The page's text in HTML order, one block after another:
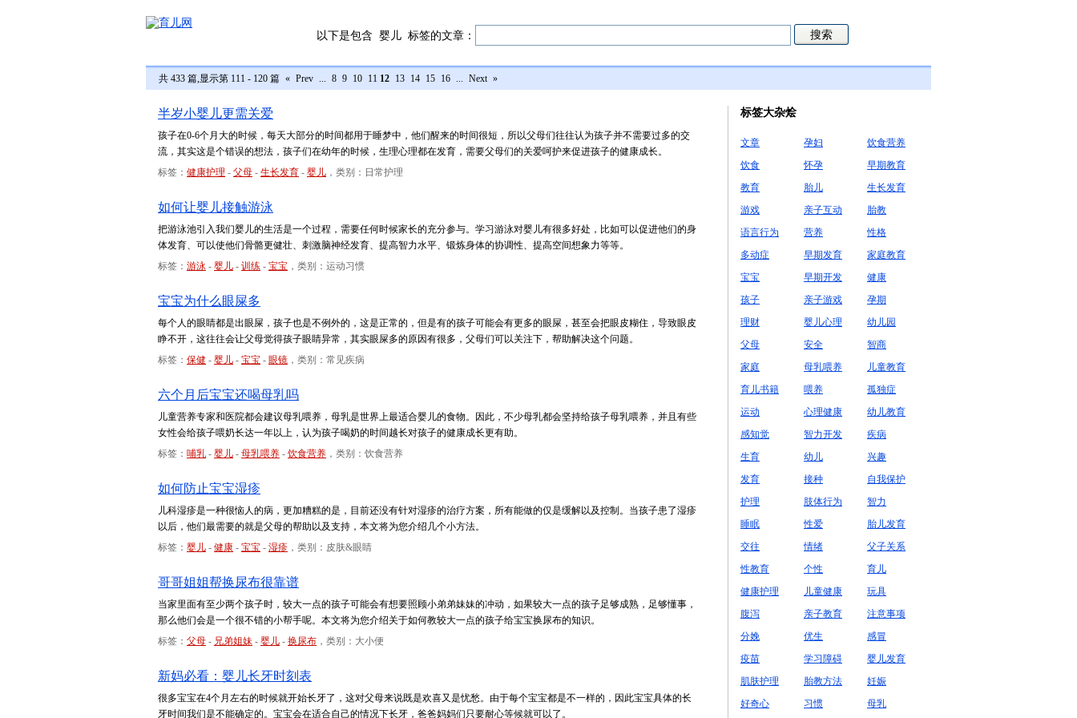
以下是包含 婴儿 标签的文章：
共 433 篇,显示第 111 - 120 篇 « Prev ... 8 9 10 11 12 13 14 15 16 ... Next »
半岁小婴儿更需关爱
孩子在0-6个月大的时候，每天大部分的时间都用于睡梦中，他们醒来的时间很短，所以父母们往往认为孩子并不需要过多的交
流，其实这是个错误的想法，孩子们在幼年的时候，生理心理都在发育，需要父母们的关爱呵护来促进孩子的健康成长。
标签： 健康护理 - 父母 - 生长发育 - 婴儿 ，类别：日常护理
如何让婴儿接触游泳
把游泳池引入我们婴儿的生活是一个过程，需要任何时候家长的充分参与。学习游泳对婴儿有很多好处，比如可以促进他们的身
体发育、可以使他们骨骼更健壮、刺激脑神经发育、提高智力水平、锻炼身体的协调性、提高空间想象力等等。
标签： 游泳 - 婴儿 - 训练 - 宝宝 ，类别：运动习惯
宝宝为什么眼屎多
每个人的眼睛都是出眼屎，孩子也是不例外的，这是正常的，但是有的孩子可能会有更多的眼屎，甚至会把眼皮糊住，导致眼皮
睁不开，这往往会让父母觉得孩子眼睛异常，其实眼屎多的原因有很多，父母们可以关注下，帮助解决这个问题。
标签： 保健 - 婴儿 - 宝宝 - 眼镜 ，类别：常见疾病
六个月后宝宝还喝母乳吗
儿童营养专家和医院都会建议母乳喂养，母乳是世界上最适合婴儿的食物。因此，不少母乳都会坚持给孩子母乳喂养，并且有些
女性会给孩子喂奶长达一年以上，认为孩子喝奶的时间越长对孩子的健康成长更有助。
标签： 哺乳 - 婴儿 - 母乳喂养 - 饮食营养 ，类别：饮食营养
如何防止宝宝湿疹
儿科湿疹是一种很恼人的病，更加糟糕的是，目前还没有针对湿疹的治疗方案，所有能做的仅是缓解以及控制。当孩子患了湿疹
以后，他们最需要的就是父母的帮助以及支持，本文将为您介绍几个小方法。
标签： 婴儿 - 健康 - 宝宝 - 湿疹 ，类别：皮肤&眼睛
哥哥姐姐帮换尿布很靠谱
当家里面有至少两个孩子时，较大一点的孩子可能会有想要照顾小弟弟妹妹的冲动，如果较大一点的孩子足够成熟，足够懂事，
那么他们会是一个很不错的小帮手呢。本文将为您介绍关于如何教较大一点的孩子给宝宝换尿布的知识。
标签： 父母 - 兄弟姐妹 - 婴儿 - 换尿布 ，类别：大小便
新妈必看：婴儿长牙时刻表
很多宝宝在4个月左右的时候就开始长牙了，这对父母来说既是欢喜又是忧愁。由于每个宝宝都是不一样的，因此宝宝具体的长
牙时间我们是不能确定的。宝宝会在适合自己的情况下长牙，爸爸妈妈们只要耐心等候就可以了。
标签大杂烩
文章 孕妇
饮食营养
饮食
怀孕
早期教育
教育
胎儿
生长发育
游戏
亲子互动
胎教
语言行为
营养
性格
多动症
早期发育
家庭教育
宝宝
早期开发
健康
孩子
亲子游戏
孕期
理财
婴儿心理
幼儿园
父母
安全
智商
家庭
母乳喂养
儿童教育
育儿书籍
喂养
孤独症
运动
心理健康
幼儿教育
感知觉
智力开发
疾病
生育
幼儿
兴趣
发育
接种
自我保护
护理
肢体行为
智力
睡眠
性爱
胎儿发育
交往
情绪
父子关系
性教育
个性
育儿
健康护理
儿童健康
玩具
腹泻
亲子教育
注意事项
分娩
优生
感冒
疫苗
学习障碍
婴儿发育
肌肤护理
胎教方法
妊娠
好奇心
习惯
母乳